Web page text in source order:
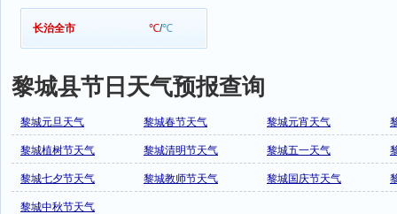
长治全市 ℃/℃
黎城县节日天气预报查询
黎城元旦天气 黎城春节天气 黎城元宵天气
黎城植树节天气 黎城清明节天气 黎城五一天气
黎城七夕节天气 黎城教师节天气 黎城国庆节天气
黎城中秋节天气